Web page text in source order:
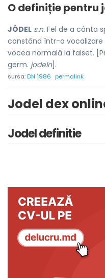
O definiție pentru
JÓDEL s.n. Fel de a cânta
constând într-o
vocea normală la falset.
germ. jodeln].
sursa:DN 1986 permalink
Jodel dex
Jodel definitie